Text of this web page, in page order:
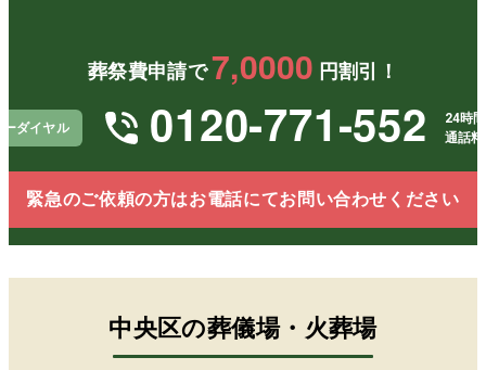
葬祭費申請で 7,0000 円割引！
ーダイヤル 0120-771-552
24時
通話
緊急のご依頼の方はお電話にてお問い合わせください
中央区の葬儀場・火葬場